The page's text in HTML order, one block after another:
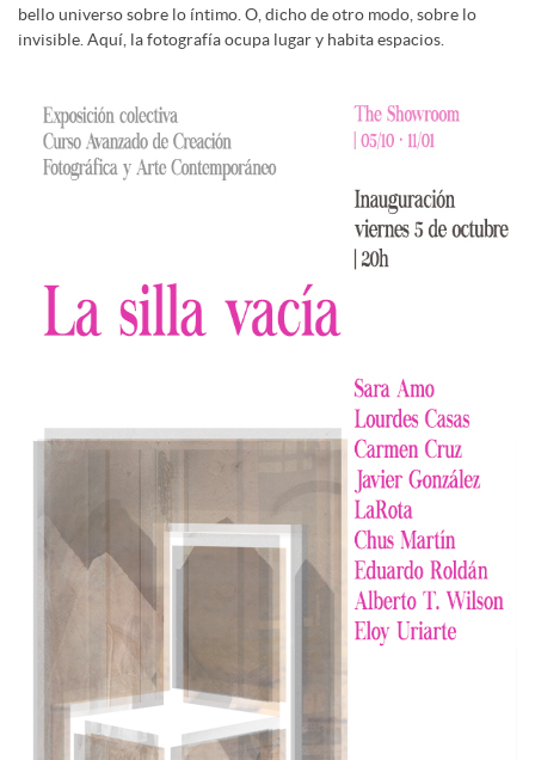
bello universo sobre lo íntimo. O, dicho de otro modo, sobre lo
invisible. Aquí, la fotografía ocupa lugar y habita espacios.